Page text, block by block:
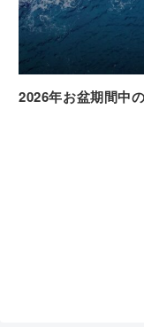
2026年お盆期間中